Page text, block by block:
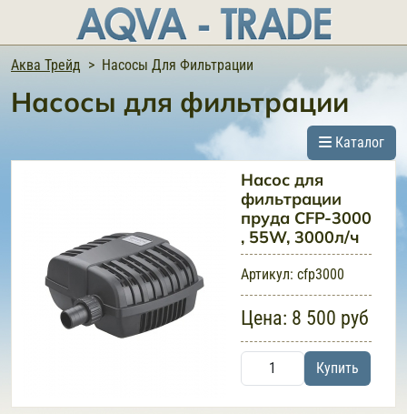
Аква Трейд Насосы Для Фильтрации
Насосы для фильтрации
Каталог
Насос для
фильтрации
пруда CFP-3000
, 55W, 3000л/ч
Артикул: cfp3000
Цена: 8 500 руб
Купить